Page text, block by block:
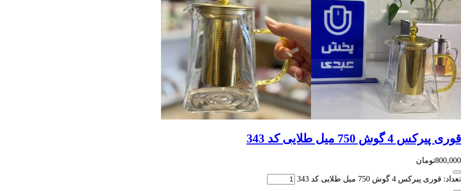
قوری پیرکس 4 گوش 750 میل طلایی کد 343
800,000تومان
تعداد: قوری پیرکس 4 گوش 750 میل طلایی کد 343